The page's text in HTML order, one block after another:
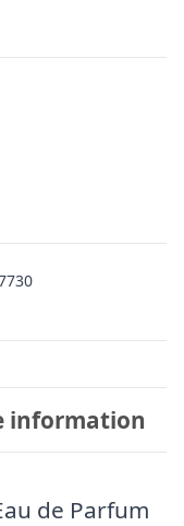
895,00.
information
de Parfum